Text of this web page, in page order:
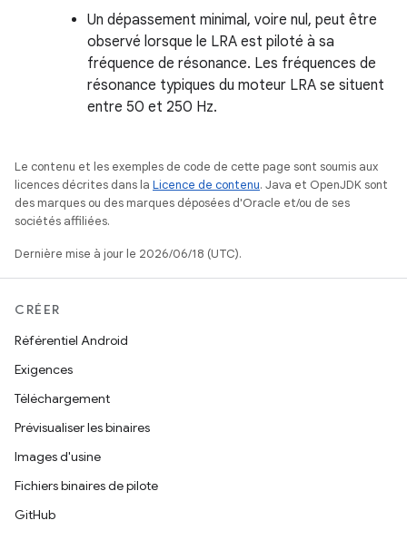
Un dépassement minimal, voire nul, peut être
observé lorsque le LRA est piloté à sa
fréquence de résonance. Les fréquences de
résonance typiques du moteur LRA se situent
entre 50 et 250 Hz.
Le contenu et les exemples de code de cette page sont soumis aux
licences décrites dans la Licence de contenu. Java et OpenJDK sont
des marques ou des marques déposées d'Oracle et/ou de ses
sociétés affiliées.
Dernière mise à jour le 2026/06/18 (UTC).
CRÉER
Référentiel Android
Exigences
Téléchargement
Prévisualiser les binaires
Images d'usine
Fichiers binaires de pilote
GitHub